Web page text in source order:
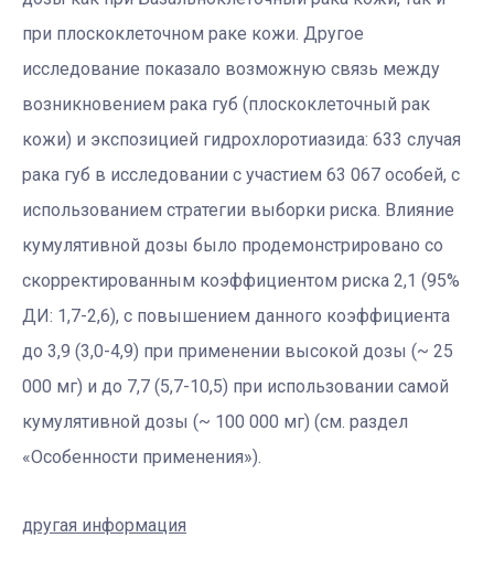
при плоскоклеточном раке кожи. Другое
исследование показало возможную связь между
возникновением рака губ (плоскоклеточный рак
кожи) и экспозицией гидрохлоротиазида: 633 случая
рака губ в исследовании с участием 63 067 особей, с
использованием стратегии выборки риска. Влияние
кумулятивной дозы было продемонстрировано со
скорректированным коэффициентом риска 2,1 (95%
ДИ: 1,7-2,6), с повышением данного коэффициента
до 3,9 (3,0-4,9) при применении высокой дозы (~ 25
000 мг) и до 7,7 (5,7-10,5) при использовании самой
кумулятивной дозы (~ 100 000 мг) (см. раздел
«Особенности применения»).
другая информация